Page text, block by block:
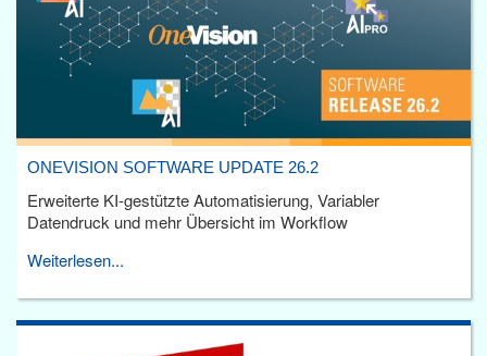
ONEVISION SOFTWARE UPDATE 26.2
Erweiterte KI-gestützte Automatisierung, Variabler
Datendruck und mehr Übersicht im Workflow
Weiterlesen...